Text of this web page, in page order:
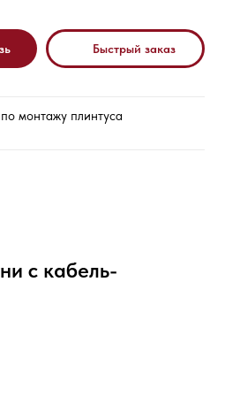
Быстрый заказ
монтажу плинтуса
с кабель-